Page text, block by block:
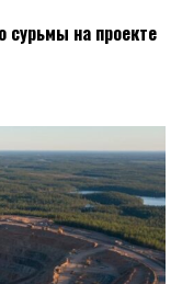
сурьмы на проекте